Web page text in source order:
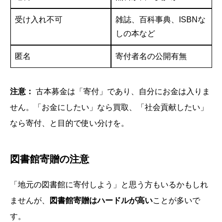
受け入れ不可
雑誌、百科事典、ISBNな
しの本など
匿名 寄付者名の公開有無
注意： 古本募金は「寄付」であり、自分にお金は入りま
せん。「お金にしたい」なら買取、「社会貢献したい」
なら寄付、と目的で使い分けを。
図書館寄贈の注意
「地元の図書館に寄付しよう」と思う方もいるかもしれ
ませんが、
図書館寄贈はハードルが高いことが多いで
す。